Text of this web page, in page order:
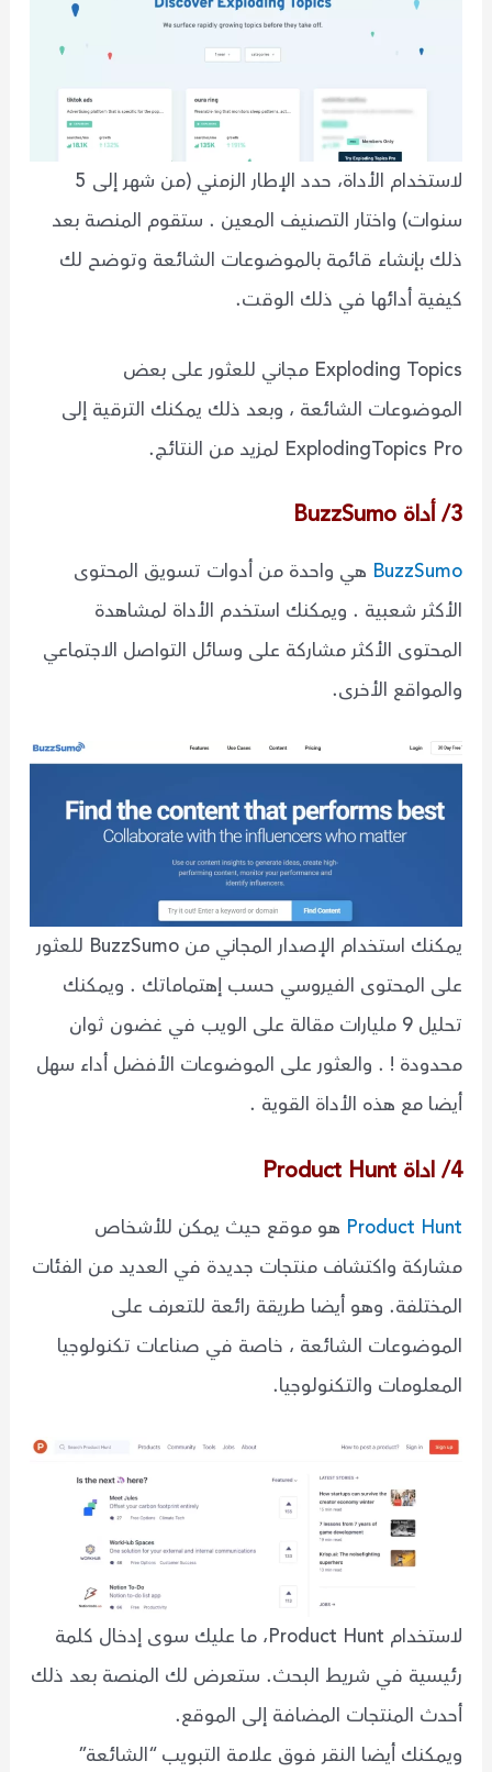
لاستخدام الأداة، حدد الإطار الزمني (من شهر إلى 5
سنوات) واختار التصنيف المعين . ستقوم المنصة بعد
ذلك بإنشاء قائمة بالموضوعات الشائعة وتوضح لك
كيفية أدائها في ذلك الوقت.
Exploding Topics مجاني للعثور على بعض
الموضوعات الشائعة ، وبعد ذلك يمكنك الترقية إلى
ExplodingTopics Pro لمزيد من النتائج.
3/ أداة BuzzSumo
BuzzSumo هي واحدة من أدوات تسويق المحتوى
الأكثر شعبية . ويمكنك استخدم الأداة لمشاهدة
المحتوى الأكثر مشاركة على وسائل التواصل الاجتماعي
والمواقع الأخرى.
يمكنك استخدام الإصدار المجاني من BuzzSumo للعثور
على المحتوى الفيروسي حسب إهتماماتك . ويمكنك
تحليل 9 مليارات مقالة على الويب في غضون ثوان
محدودة ! . والعثور على الموضوعات الأفضل أداء سهل
أيضا مع هذه الأداة القوية .
4/ اداة Product Hunt
Product Hunt هو موقع حيث يمكن للأشخاص
مشاركة واكتشاف منتجات جديدة في العديد من الفئات
المختلفة. وهو أيضا طريقة رائعة للتعرف على
الموضوعات الشائعة ، خاصة في صناعات تكنولوجيا
المعلومات والتكنولوجيا.
لاستخدام Product Hunt، ما عليك سوى إدخال كلمة
رئيسية في شريط البحث. ستعرض لك المنصة بعد ذلك
أحدث المنتجات المضافة إلى الموقع.
ويمكنك أيضا النقر فوق علامة التبويب “الشائعة”